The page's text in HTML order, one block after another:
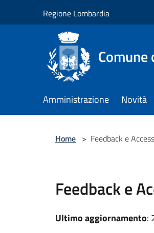
Regione Lombardia
Comune
Amministrazione Novità
Home > Feedback e
Feedback e
Ultimo aggiornamento: